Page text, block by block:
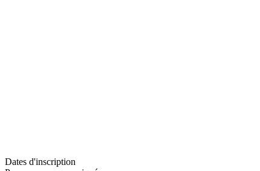
Dates d'inscription